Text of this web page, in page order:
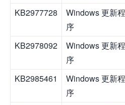
KB2977728
Windows 更新程
序
KB2978092
Windows 更新程
序
KB2985461
Windows 更新程
序